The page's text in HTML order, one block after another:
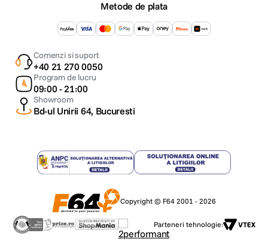
Metode de plata
Comenzi si suport
+40 21 270 0050
Program de lucru
09:00 - 21:00
Showroom
Bd-ul Unirii 64, Bucuresti
Copyright © F64 2001 - 2026
Parteneri tehnologie: